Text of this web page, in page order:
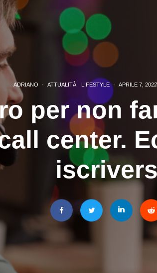
ADRIANO · ATTUALITÀ LIFESTYLE · APRILE 7, 2022
per non
center.